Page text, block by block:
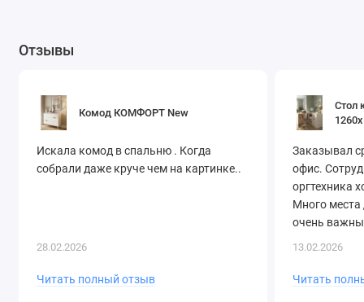
Отзывы
Комод КОМФОРТ New
Искала комод в спальню . Когда
собрали даже круче чем на картинке..
28.02.2026
Читать полный отзыв
Стол
Заказывал
офис.
оргтехника
Много места
очень
13.02.2026
Читать